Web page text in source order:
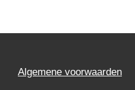
Algemene voorwaarden